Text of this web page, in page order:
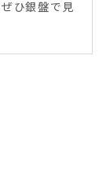
ひ銀盤で見